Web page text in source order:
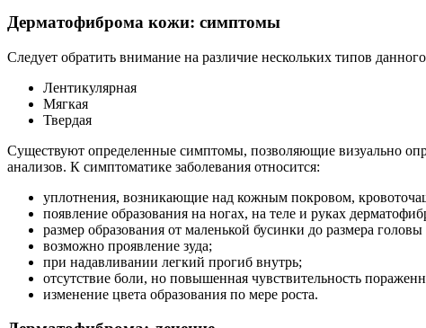
Дерматофиброма кожи: симптомы
Следует обратить внимание на различие нескольких типов
Лентикулярная
Мягкая
Твердая
Существуют определенные симптомы, позволяющие визуально
анализов. К симптоматике заболевания относится:
уплотнения, возникающие над кожным покровом,
появление образования на ногах, на теле и руках
размер образования от маленькой бусинки до размера
возможно проявление зуда;
при надавливании легкий прогиб внутрь;
отсутствие боли, но повышенная чувствительность
изменение цвета образования по мере роста.